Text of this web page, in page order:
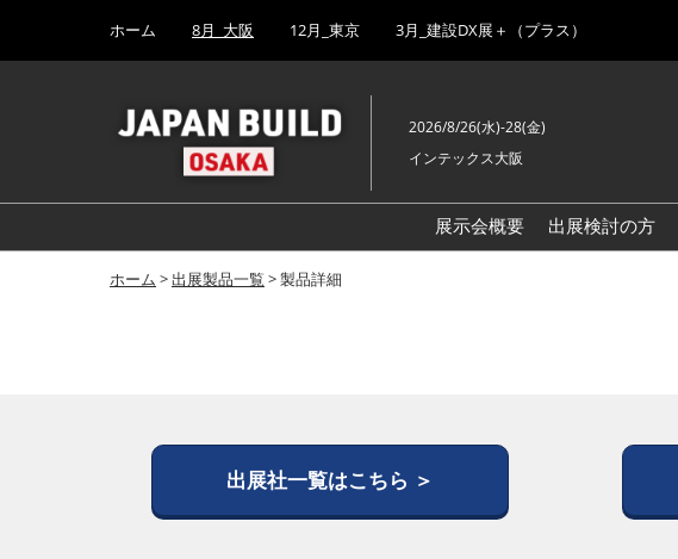
キ
し
to
ホーム 8月_大阪 12月_東京 3月_建設DX展＋（プラス）
2026/8/26(水)-28(金)
インテックス大阪
展示会概要 出展検討の方
ホーム >出展製品一覧 > 製品詳細
出展社一覧はこちら ＞